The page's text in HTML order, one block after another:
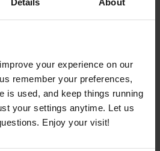
Details About
your experience on our
remember your preferences,
is used, and keep things running
your settings anytime. Let us
Enjoy your visit!
en plastique recyclé et le
des déchets
la répartition de la
Projetez la réduction
électroniques et
de vos produits
fonction de l’allongement
vie. Les données
vers une plus grande